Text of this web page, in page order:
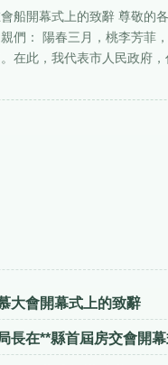
船開幕式上的致辭 尊敬的
們： 陽春三月，桃李芳菲
在此，我代表市人民政府
大會開幕式上的致辭
長在**縣首屆房交會開